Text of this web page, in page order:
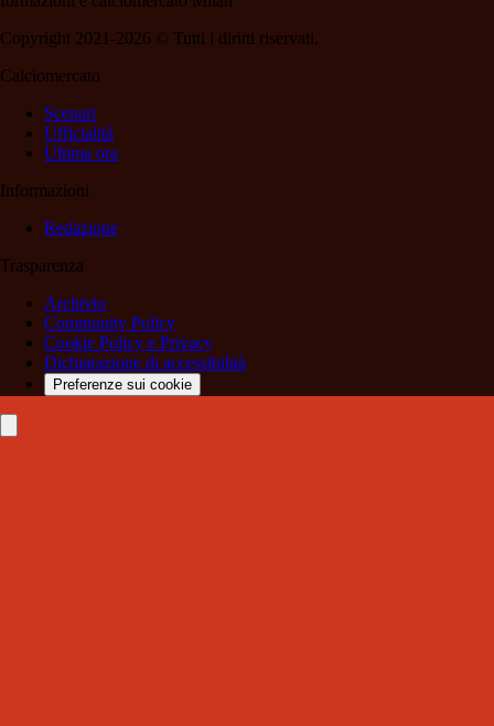
Copyright 2021-2026 © Tutti i diritti riservati.
Calciomercato
Scenari
Ufficialità
Ultima ora
Informazioni
Redazione
Trasparenza
Archivio
Community Policy
Cookie Policy e Privacy
Dichiarazione di accessibilità
Preferenze sui cookie